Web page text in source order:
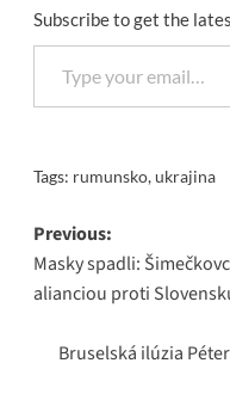
Subscribe to get the
Type your email…
Tags: rumunsko,ukrajina
Post
navigation
Previous:
Masky spadli:
alianciou proti
Bruselská ilúzia